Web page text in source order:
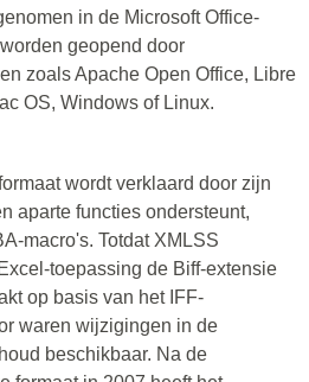
in de Microsoft Office-
geopend door
zoals Apache Open Office, Libre
OS, Windows of Linux.
wordt verklaard door zijn
aparte functies ondersteunt,
macro's. Totdat XMLSS
toepassing de Biff-extensie
op basis van het IFF-
waren wijzigingen in de
beschikbaar. Na de